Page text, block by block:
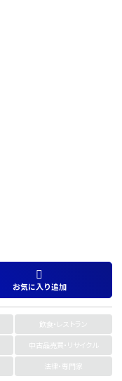
お気に入り追加
飲食・レストラン
中古品売買・リサイクル
法律・専門家